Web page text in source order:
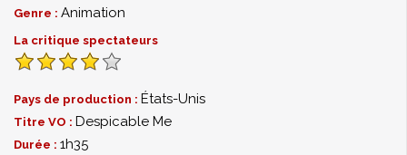
Genre : Animation
La critique spectateurs
Pays de production : États-Unis
Titre VO : Despicable Me
Durée : 1h35